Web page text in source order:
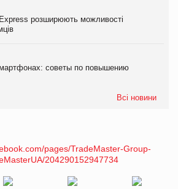
розширюють можливості
советы по повышению
Всі новини